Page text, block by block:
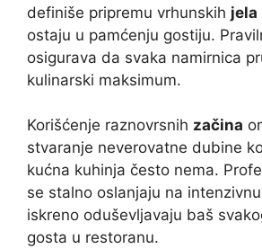
definiše pripremu vrhunskih jela
ostaju u pamćenju gostiju.
osigurava da svaka namirnica
kulinarski maksimum.
Korišćenje raznovrsnih začina
stvaranje neverovatne dubine
kućna kuhinja često nema.
se stalno oslanjaju na intenzivnu
iskreno oduševljavaju baš
gosta u restoranu.